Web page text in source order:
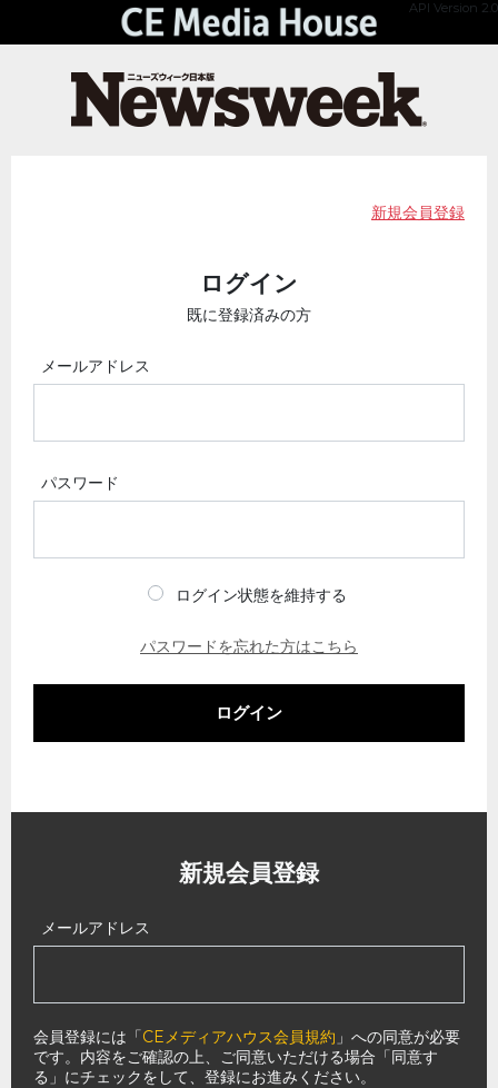
API Version 2.0
新規会員登録
ログイン
既に登録済みの方
メールアドレス
パスワード
ログイン状態を維持する
パスワードを忘れた方はこちら
ログイン
新規会員登録
メールアドレス
会員登録には「CEメディアハウス会員規約 」への同意が必要
です。内容をご確認の上、ご同意いただける場合「同意す
る」にチェックをして、登録にお進みください。